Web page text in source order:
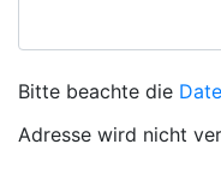
Bitte beachte die
Adresse wird nicht